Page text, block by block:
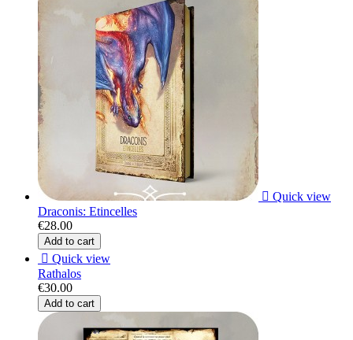
 Quick view
Draconis: Etincelles
€28.00
Add to cart
 Quick view
Rathalos
€30.00
Add to cart